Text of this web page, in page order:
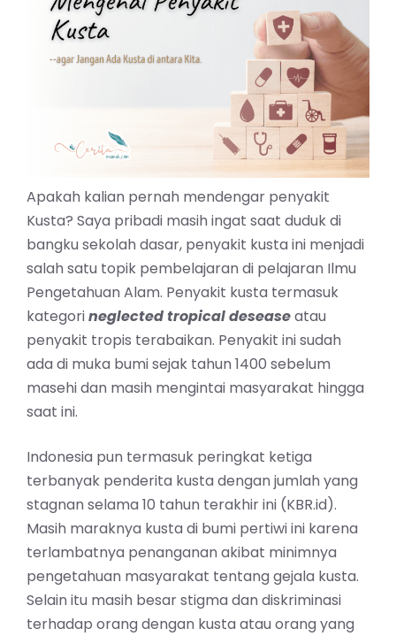
Apakah kalian pernah mendengar penyakit
Kusta? Saya pribadi masih ingat saat duduk di
bangku sekolah dasar, penyakit kusta ini menjadi
salah satu topik pembelajaran di pelajaran Ilmu
Pengetahuan Alam. Penyakit kusta termasuk
kategorineglected tropical deseaseatau
penyakit tropis terabaikan. Penyakit ini sudah
ada di muka bumi sejak tahun 1400 sebelum
masehi dan masih mengintai masyarakat hingga
saat ini.
Indonesia pun termasuk peringkat ketiga
terbanyak penderita kusta dengan jumlah yang
stagnan selama 10 tahun terakhir ini (KBR.id).
Masih maraknya kusta di bumi pertiwi ini karena
terlambatnya penanganan akibat minimnya
pengetahuan masyarakat tentang gejala kusta.
Selain itu masih besar stigma dan diskriminasi
terhadap orang dengan kusta atau orang yang